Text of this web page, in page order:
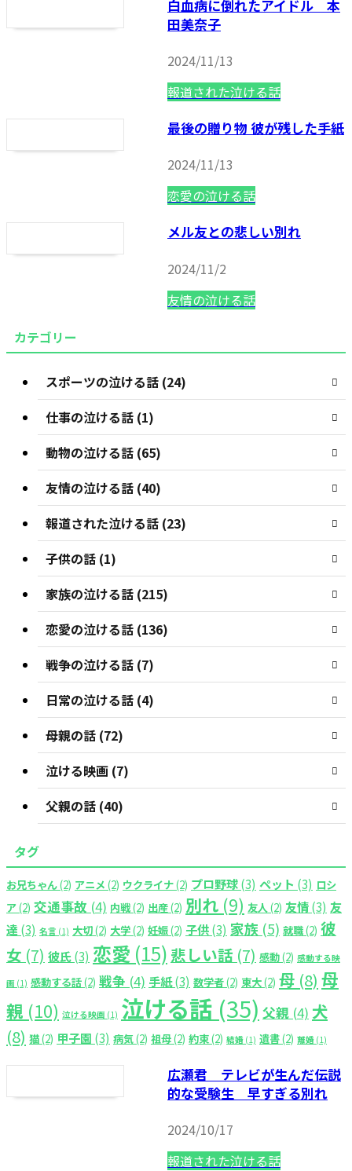
白血病に倒れたアイドル 本
田美奈子
2024/11/13
報道された泣ける話
最後の贈り物 彼が残した手紙
2024/11/13
恋愛の泣ける話
メル友との悲しい別れ
2024/11/2
友情の泣ける話
カテゴリー
スポーツの泣ける話 (24)
仕事の泣ける話 (1)
動物の泣ける話 (65)
友情の泣ける話 (40)
報道された泣ける話 (23)
子供の話 (1)
家族の泣ける話 (215)
恋愛の泣ける話 (136)
戦争の泣ける話 (7)
日常の泣ける話 (4)
母親の話 (72)
泣ける映画 (7)
父親の話 (40)
タグ
お兄ちゃん(2) アニメ (2) ウクライナ(2) プロ野球(3) ペット (3) ロシ
ア(2) 交通事故 (4) 内戦(2) 出産(2) 別れ (9) 友人 (2) 友情(3) 友
達 (3) 名言 (1) 大切(2) 大学(2) 妊娠(2) 子供(3) 家族 (5) 就職(2) 彼
女 (7) 彼氏(3) 恋愛 (15) 悲しい話 (7) 感動(2) 感動する映
画 (1) 感動する話(2) 戦争 (4) 手紙(3) 数学者(2) 東大(2) 母 (8) 母
親 (10) 泣ける映画 (1) 泣ける話 (35) 父親 (4) 犬
(8) 猫(2) 甲子園 (3) 病気(2) 祖母(2) 約束(2) 結婚 (1) 遺書(2) 離婚 (1)
広瀬君 テレビが生んだ伝説
的な受験生 早すぎる別れ
2024/10/17
報道された泣ける話